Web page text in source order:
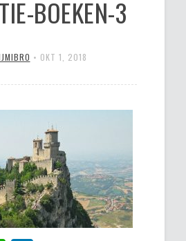
BOEKEN-3
• OKT 1, 2018